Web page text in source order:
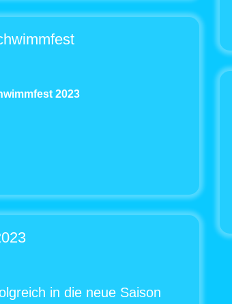
2023
in die neue Saison